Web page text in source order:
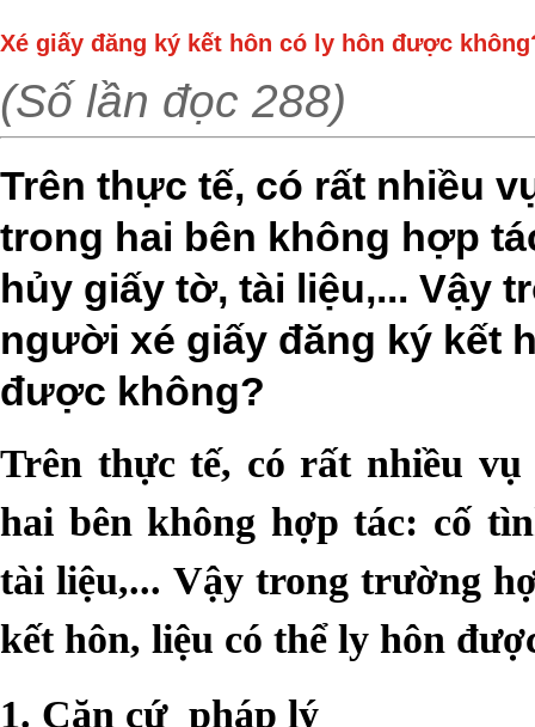
Xé giấy đăng ký kết hôn có ly hôn được
(Số lần đọc 288)
Trên thực tế, có rất nhiều
trong hai bên không hợp
hủy giấy tờ, tài liệu,... Vậy
người xé giấy đăng ký kết
được không?
Trên thực tế, có rất nhiều
hai bên không hợp tác: cố
tài liệu,... Vậy trong trường
kết hôn, liệu có thể ly hôn
1. Căn cứ pháp lý